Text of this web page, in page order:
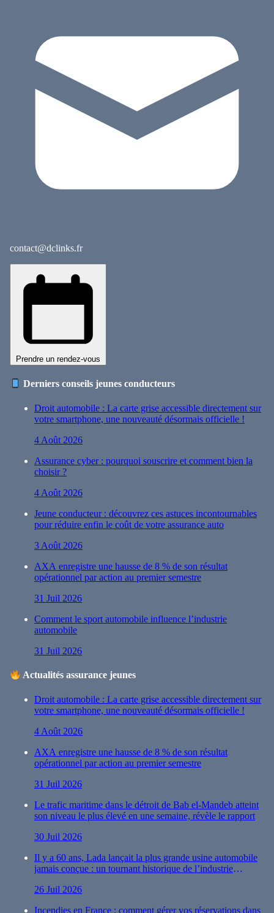
contact@dclinks.fr
Prendre un rendez-vous
Derniers conseils jeunes conducteurs
Droit automobile : La carte grise accessible directement sur
votre smartphone, une nouveauté désormais officielle !
4 Août 2026
Assurance cyber : pourquoi souscrire et comment bien la
choisir ?
4 Août 2026
Jeune conducteur : découvrez ces astuces incontournables
pour réduire enfin le coût de votre assurance auto
3 Août 2026
AXA enregistre une hausse de 8 % de son résultat
opérationnel par action au premier semestre
31 Juil 2026
Comment le sport automobile influence l’industrie
automobile
31 Juil 2026
Actualités assurance jeunes
Droit automobile : La carte grise accessible directement sur
votre smartphone, une nouveauté désormais officielle !
4 Août 2026
AXA enregistre une hausse de 8 % de son résultat
opérationnel par action au premier semestre
31 Juil 2026
Le trafic maritime dans le détroit de Bab el-Mandeb atteint
son niveau le plus élevé en une semaine, révèle le rapport
30 Juil 2026
Il y a 60 ans, Lada lançait la plus grande usine automobile
jamais conçue : un tournant historique de l’industrie
26 Juil 2026
Incendies en France : comment gérer vos réservations dans